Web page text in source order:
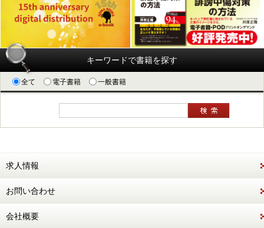
キーワードで書籍を探す
全て 電子書籍 一般書籍
求人情報
お問い合わせ
会社概要